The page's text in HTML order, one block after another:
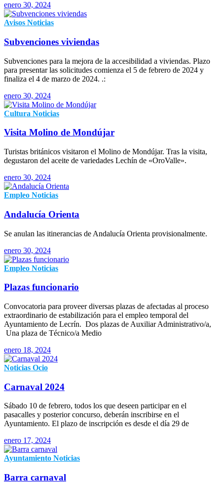
enero 30, 2024
Avisos Noticias
Subvenciones viviendas
Subvenciones para la mejora de la accesibilidad a viviendas. Plazo
para presentar las solicitudes comienza el 5 de febrero de 2024 y
finaliza el 4 de marzo de 2024. .:
enero 30, 2024
Cultura Noticias
Visita Molino de Mondújar
Turistas británicos visitaron el Molino de Mondújar. Tras la visita,
degustaron del aceite de variedades Lechín de «OroValle».
enero 30, 2024
Empleo Noticias
Andalucía Orienta
Se anulan las itinerancias de Andalucía Orienta provisionalmente.
enero 30, 2024
Empleo Noticias
Plazas funcionario
Convocatoria para proveer diversas plazas de afectadas al proceso
extraordinario de estabilización para el empleo temporal del
Ayuntamiento de Lecrín. Dos plazas de Auxiliar Administrativo/a,
Una plaza de Técnico/a Medio
enero 18, 2024
Noticias Ocio
Carnaval 2024
Sábado 10 de febrero, todos los que deseen participar en el
pasacalles y posterior concurso, deberán inscribirse en el
Ayuntamiento. El plazo de inscripción es desde el día 29 de
enero 17, 2024
Ayuntamiento Noticias
Barra carnaval